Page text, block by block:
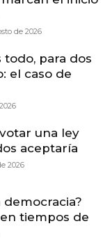
de 2026
todo, para dos
el caso de
una ley
aceptaría
2026
democracia?
tiempos de